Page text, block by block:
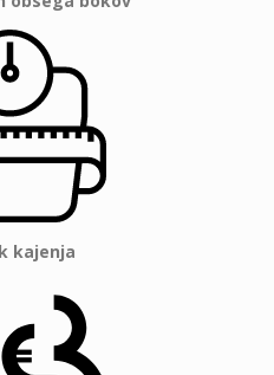
kajenja